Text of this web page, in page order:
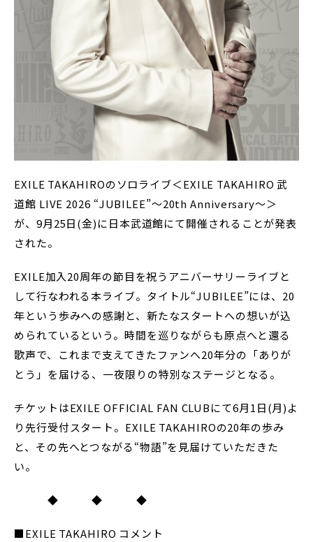
EXILE TAKAHIROのソロライブ＜EXILE TAKAHIRO 武
道館 LIVE 2026 “JUBILEE”〜20th Anniversary〜＞
が、9月25日(金)に日本武道館にて開催されることが発表
された。
EXILE加入20周年の節目を祝うアニバーサリーライブと
して行なわれる本ライブ。タイトル“JUBILEE”には、20
年という歩みへの感謝と、新たなスタートへの想いが込
められているという。時間を巡りながらも原点へと還る
歌声で、これまで支えてきたファンへ20年分の「ありが
とう」を届ける、一夜限りの特別なステージとなる。
チケットはEXILE OFFICIAL FAN CLUBにて6月1日(月)よ
り先行受付スタート。EXILE TAKAHIROの20年の歩み
と、その先へとつながる“物語”を見届けていただきた
い。
◆ ◆ ◆
■EXILE TAKAHIRO コメント